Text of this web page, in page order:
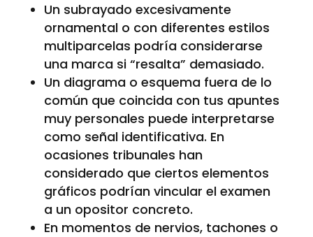
Un subrayado excesivamente
ornamental o con diferentes estilos
multiparcelas podría considerarse
una marca si “resalta” demasiado.
Un diagrama o esquema fuera de lo
común que coincida con tus apuntes
muy personales puede interpretarse
como señal identificativa. En
ocasiones tribunales han
considerado que ciertos elementos
gráficos podrían vincular el examen
a un opositor concreto.
En momentos de nervios, tachones o